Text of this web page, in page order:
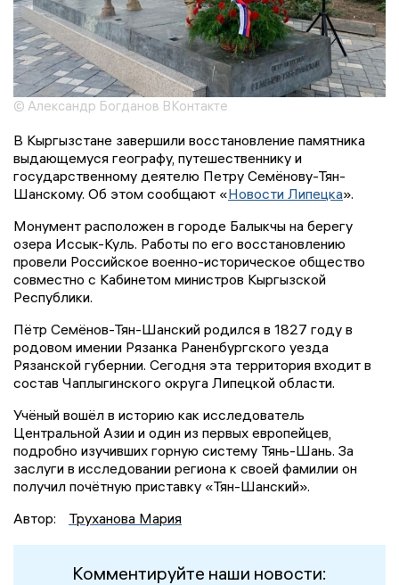
© Александр Богданов ВКонтакте
В Кыргызстане завершили восстановление памятника
выдающемуся географу, путешественнику и
государственному деятелю Петру Семёнову-Тян-
Шанскому. Об этом сообщают «Новости Липецка».
Монумент расположен в городе Балыкчы на берегу
озера Иссык-Куль. Работы по его восстановлению
провели Российское военно-историческое общество
совместно с Кабинетом министров Кыргызской
Республики.
Пётр Семёнов-Тян-Шанский родился в 1827 году в
родовом имении Рязанка Раненбургского уезда
Рязанской губернии. Сегодня эта территория входит в
состав Чаплыгинского округа Липецкой области.
Учёный вошёл в историю как исследователь
Центральной Азии и один из первых европейцев,
подробно изучивших горную систему Тянь-Шань. За
заслуги в исследовании региона к своей фамилии он
получил почётную приставку «Тян-Шанский».
Автор:
Труханова Мария
Комментируйте наши новости: